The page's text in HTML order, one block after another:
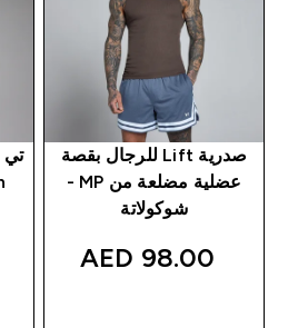
صدرية Lift للرجال بقصة
عضلية مضلعة من MP -
شوكولاتة
98.00 AED‎